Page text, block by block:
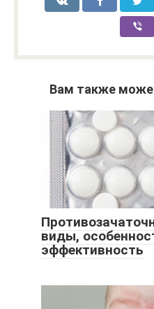
Вам также
виды,
эффективность